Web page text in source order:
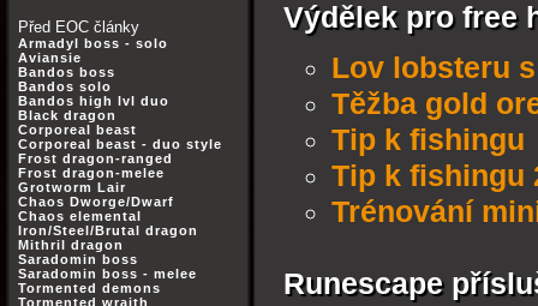
Před EOC články
Armadyl boss - solo
Aviansie
Bandos boss
Bandos solo
Bandos high lvl duo
Black dragon
Corporeal beast
Corporeal beast - duo style
Frost dragon-ranged
Frost dragon-melee
Grotworm Lair
Chaos Dworge/Dwarf
Chaos elemental
Iron/Steel/Brutal dragon
Mithril dragon
Saradomin boss
Saradomin boss - melee
Tormented demons
Tormented wraith
Výdělek pro free
Lov lobsteru
Těžba gold
Tip k fishingu
Tip k fishingu
Trénování
Runescape